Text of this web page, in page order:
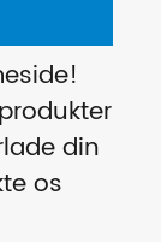
din
os